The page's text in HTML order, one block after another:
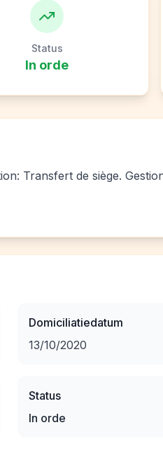
Status
In orde
Transfert de siège.
Domiciliatiedatum
13/10/2020
Status
In orde